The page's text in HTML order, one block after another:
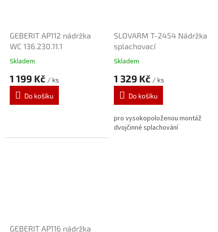
GEBERIT AP112 nádržka
WC 136.230.11.1
Skladem
1 199 Kč / ks
Do košíku
SLOVARM T-2454 Nádržka
splachovací
Skladem
1 329 Kč / ks
Do košíku
pro vysokopoloženou montáž
dvojčinné splachování
GEBERIT AP116 nádržka